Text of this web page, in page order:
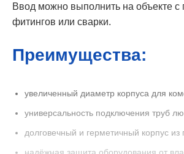
Ввод можно выполнить на объекте
фитингов или сварки.
Преимущества:
увеличенный диаметр корпуса для
универсальность подключения труб
долговечный и герметичный корпус
надёжная защита оборудования от